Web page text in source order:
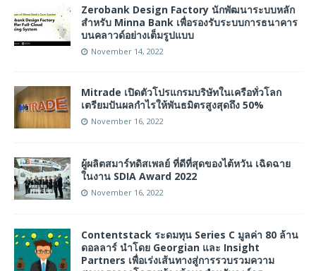
Zerobank Design Factory นักพัฒนาระบบหลัก
สำหรับ Minna Bank เพื่อรองรับระบบการธนาคาร
บนคลาวด์อย่างเต็มรูปแบบ
November 14, 2022
Mitrade เปิดตัวโปรแกรมบริษัทในเครือทั่วโลก
เตรียมปันผลกำไรให้พันธมิตรสูงสุดถึง 50%
November 16, 2022
ผู้ผลิตสมาร์ทดิสเพลย์ ที่ดีที่สุดของไต้หวัน เฉิดฉาย
ในงาน SDIA Award 2022
November 16, 2022
Contentstack ระดมทุน Series C มูลค่า 80 ล้าน
ดอลลาร์ นำโดย Georgian และ Insight
Partners เพื่อเร่งเส้นทางสู่การรวบรวมความ